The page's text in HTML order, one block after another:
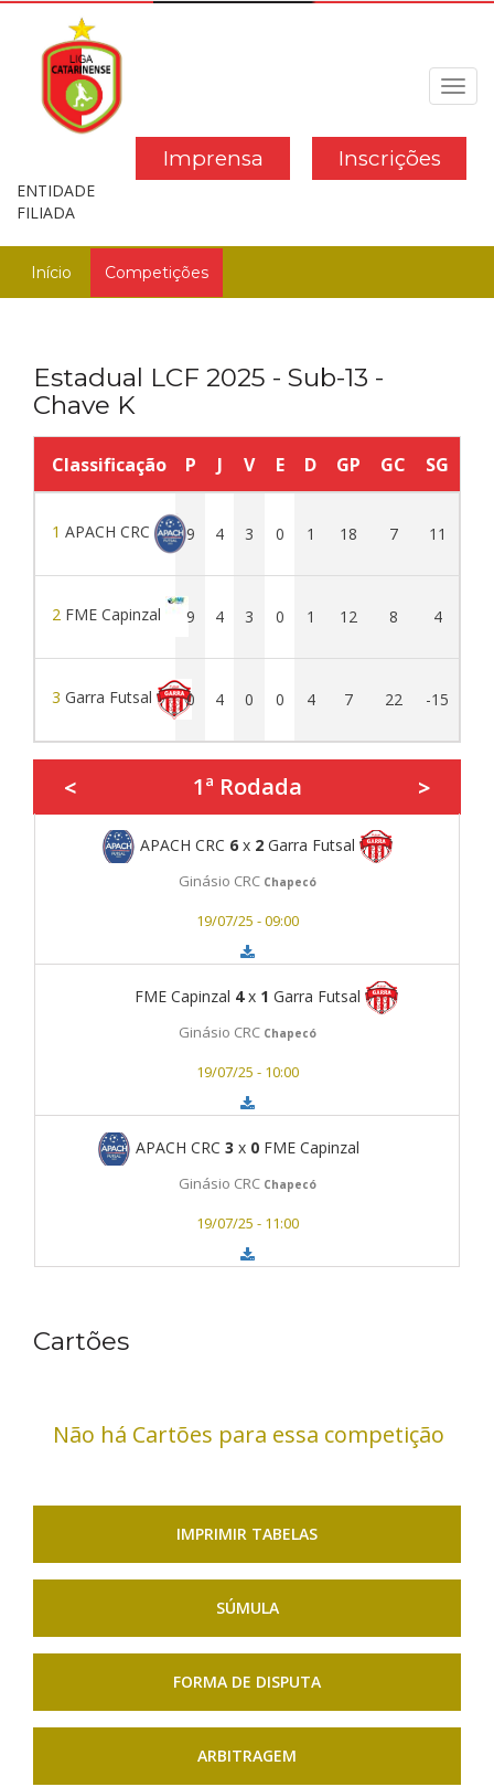
Inscrições
Imprensa
ENTIDADE
FILIADA
Início Competições
Estadual LCF 2025 - Sub-13 -
Chave K
Classificação P J V E D GP GC SG
1 APACH CRC 9 4 3 0 1 18 7 11
2 FME Capinzal 9 4 3 0 1 12 8 4
3 Garra Futsal 0 4 0 0 4 7 22 -15
< 1ª Rodada >
APACH CRC 6x 2Garra Futsal
Ginásio CRC Chapecó
19/07/25 - 09:00
FME Capinzal 4x 1 Garra Futsal
Ginásio CRC Chapecó
19/07/25 - 10:00
APACH CRC 3 x 0FME Capinzal
Ginásio CRC Chapecó
19/07/25 - 11:00
Cartões
Não há Cartões para essa competição
IMPRIMIR TABELAS
SÚMULA
FORMA DE DISPUTA
ARBITRAGEM